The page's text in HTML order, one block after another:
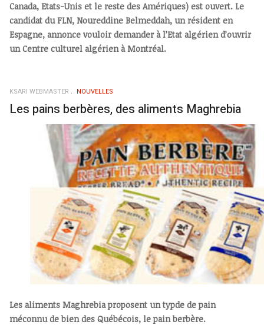
Canada, Etats-Unis et le reste des Amériques) est ouvert. Le
candidat du FLN, Noureddine Belmeddah, un résident en
Espagne, annonce vouloir demander à l’Etat algérien d’ouvrir
un Centre culturel algérien à Montréal.
KSARI WEBMASTER NOUVELLES
Les pains berbères, des aliments Maghrebia
Les aliments Maghrebia proposent un typde de pain
méconnu de bien des Québécois, le pain berbère.